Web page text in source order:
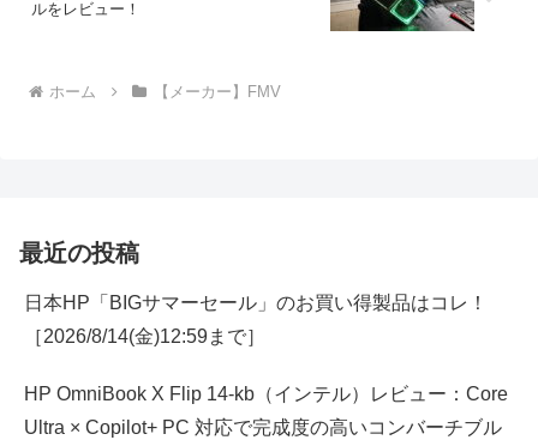
ルをレビュー！
ホーム 【メーカー】FMV
最近の投稿
日本HP「BIGサマーセール」のお買い得製品はコレ！
［2026/8/14(金)12:59まで］
HP OmniBook X Flip 14-kb（インテル）レビュー：Core
Ultra × Copilot+ PC 対応で完成度の高いコンバーチブル